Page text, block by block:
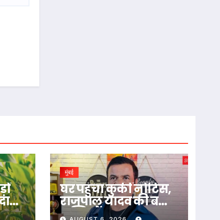
मुंबई
घर पहुंचा कुर्की नोटिस,
राजपाल यादव की बढ़ीं
मुश्किलें